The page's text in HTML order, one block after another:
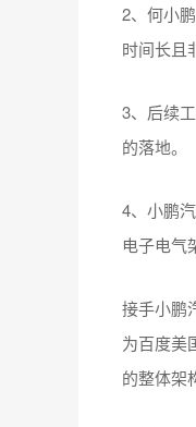
2、何小
时间长且
3、后续
的落地。
4、小鹏
电子电气
接手小鹏
为百度美
的整体架